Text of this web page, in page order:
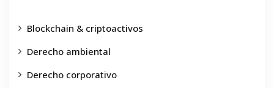
Blockchain & criptoactivos
Derecho ambiental
Derecho corporativo